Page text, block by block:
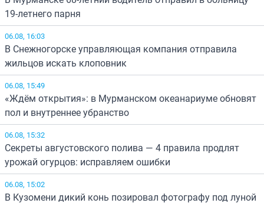
19-летнего парня
06.08, 16:03
В Снежногорске управляющая компания отправила
жильцов искать клоповник
06.08, 15:49
«Ждём открытия»: в Мурманском океанариуме обновят
пол и внутреннее убранство
06.08, 15:32
Секреты августовского полива — 4 правила продлят
урожай огурцов: исправляем ошибки
06.08, 15:02
В Кузомени дикий конь позировал фотографу под луной